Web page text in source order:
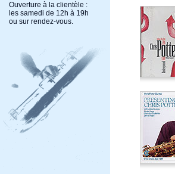
Ouverture à la clientèle :
les samedi de 12h à 19h
ou sur rendez-vous.